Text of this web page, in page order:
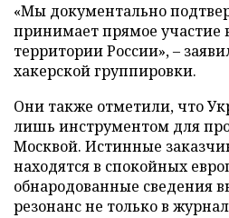
«Мы документально
принимает прямое участие
территории России», –
хакерской группировки.
Они также отметили, что
лишь инструментом для
Москвой. Истинные
находятся в спокойных
обнародованные сведения
резонанс не только в